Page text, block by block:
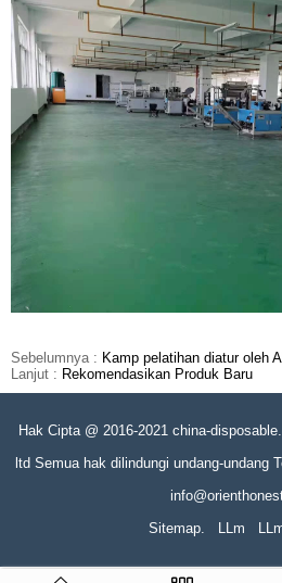
Sebelumnya : Kamp pelatihan diatur oleh
Lanjut : Rekomendasikan Produk Baru
Hak Cipta @ 2016-2021 china-
ltd Semua hak dilindungi undang-undang
Sitemap.
LLm